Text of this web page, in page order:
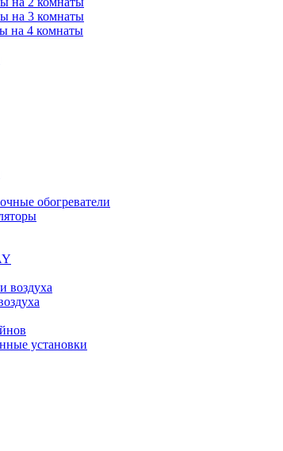
на 3 комнаты
на 4 комнаты
обогреватели
воздуха
установки